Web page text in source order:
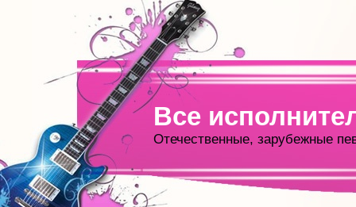
Все
Отечественные, зарубежные